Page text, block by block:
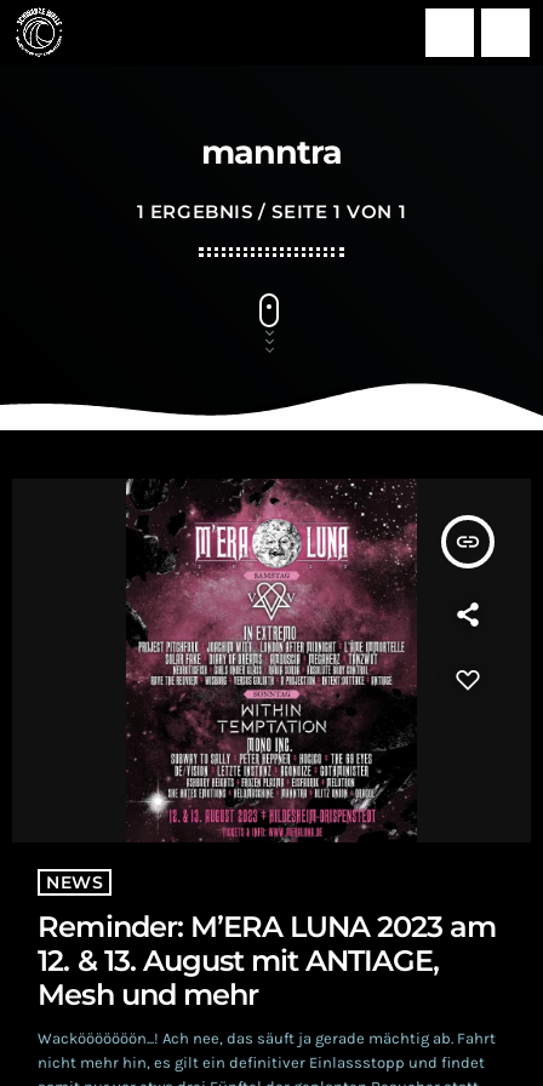
manntra
1 ERGEBNIS / SEITE 1 VON 1
insert_link
NEWS
Reminder: M’ERA LUNA 2023 am
12. & 13. August mit ANTIAGE,
Mesh und mehr
Wackööööööön...! Ach nee, das säuft ja gerade mächtig ab. Fahrt
nicht mehr hin, es gilt ein definitiver Einlassstopp und findet